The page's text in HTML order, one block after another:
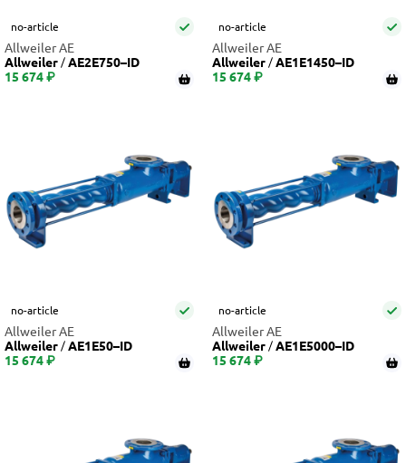
no-article
Allweiler AE
Allweiler
AE2E750–ID
15 674 ₽
no-article
Allweiler AE
Allweiler
AE1E1450–ID
15 674 ₽
no-article
Allweiler AE
Allweiler
AE1E50–ID
15 674 ₽
no-article
Allweiler AE
Allweiler
AE1E5000–ID
15 674 ₽